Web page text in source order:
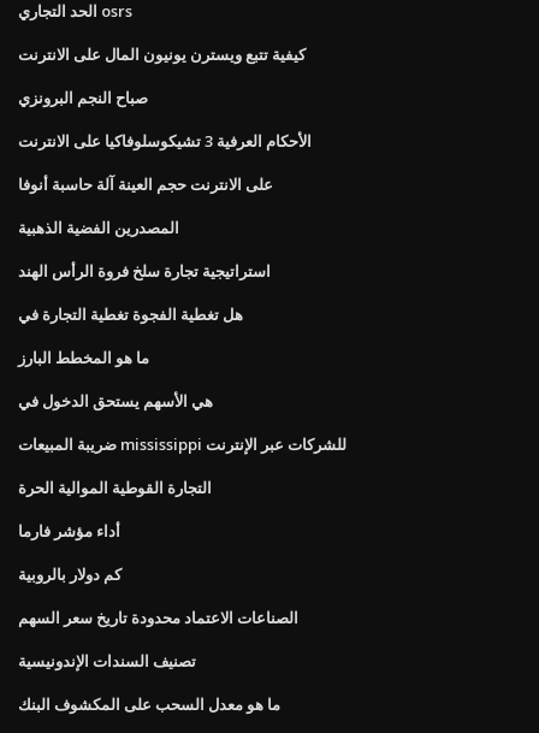
الحد التجاري osrs
كيفية تتبع ويسترن يونيون المال على الانترنت
صباح النجم البرونزي
الأحكام العرفية 3 تشيكوسلوفاكيا على الانترنت
على الانترنت حجم العينة آلة حاسبة أنوفا
المصدرين الفضية الذهبية
استراتيجية تجارة سلخ فروة الرأس الهند
هل تغطية الفجوة تغطية التجارة في
ما هو المخطط البارز
هي الأسهم يستحق الدخول في
ضريبة المبيعات mississippi للشركات عبر الإنترنت
التجارة القوطية الموالية الحرة
أداء مؤشر فارما
كم دولار بالروبية
الصناعات الاعتماد محدودة تاريخ سعر السهم
تصنيف السندات الإندونيسية
ما هو معدل السحب على المكشوف البنك